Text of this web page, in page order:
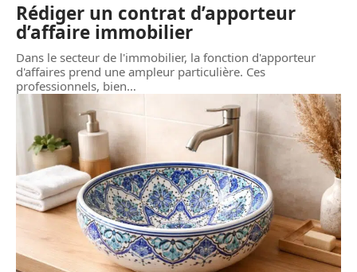
Rédiger un contrat d’apporteur
d’affaire immobilier
Dans le secteur de l'immobilier, la fonction d'apporteur
d'affaires prend une ampleur particulière. Ces
professionnels, bien…